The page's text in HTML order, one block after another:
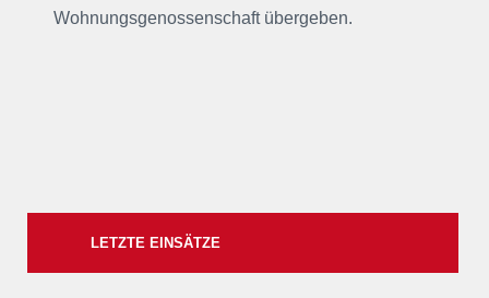
Wohnungsgenossenschaft übergeben.
LETZTE EINSÄTZE